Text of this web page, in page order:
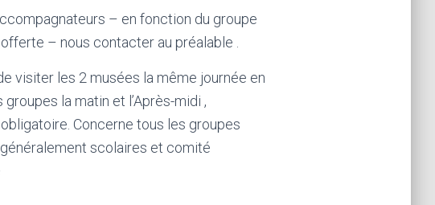
– en fonction du groupe
– nous contacter au préalable .
visiter les 2 musées la même journée en
groupes la matin et l’Après-midi ,
Concerne tous les groupes
scolaires et comité